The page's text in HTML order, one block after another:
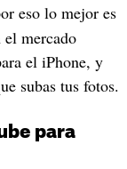
eso lo mejor es
el mercado
el iPhone, y
subas tus fotos.
para